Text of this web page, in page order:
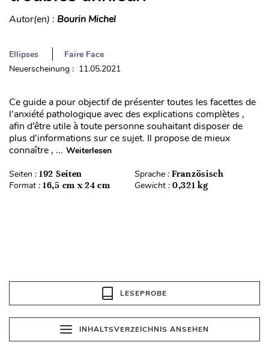
Autor(en) : Bourin Michel
Ellipses
Faire Face
Neuerscheinung : 11.05.2021
Ce guide a pour objectif de présenter toutes les facettes de
l’anxiété pathologique avec des explications complètes ,
afin d’être utile à toute personne souhaitant disposer de
plus d’informations sur ce sujet. Il propose de mieux
connaître , ... Weiterlesen
Seiten : 192 Seiten Sprache : Französisch
Format : 16,5 cm x 24 cm Gewicht : 0,321 kg
LESEPROBE
INHALTSVERZEICHNIS ANSEHEN